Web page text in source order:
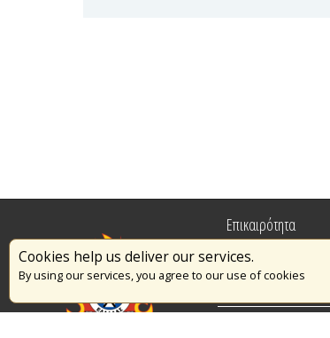
Cookies help us deliver our services.
By using our services, you agree to our use of cookies
Επικαιρότητα
Πυρασφάλεια